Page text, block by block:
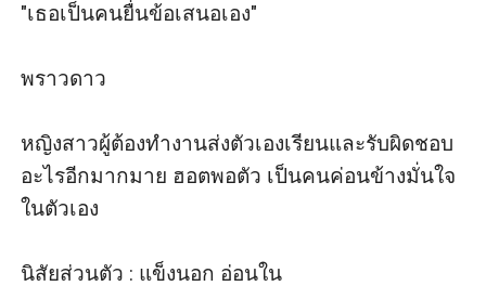
"เธอเป็นคนยื่นข้อเสนอเอง"
พราวดาว
หญิงสาวผู้ต้องทำงานส่งตัวเองเรียนและรับผิดชอบ
อะไรอีกมากมาย ฮอตพอตัว เป็นคนค่อนข้างมั่นใจ
ในตัวเอง
นิสัยส่วนตัว : แข็งนอก อ่อนใน